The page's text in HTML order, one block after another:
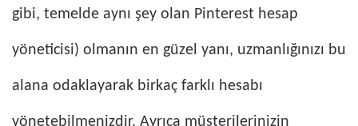
gibi, temelde aynı şey olan Pinterest hesap
yöneticisi) olmanın en güzel yanı, uzmanlığınızı bu
alana odaklayarak birkaç farklı hesabı
yönetebilmenizdir. Ayrıca müşterilerinizin